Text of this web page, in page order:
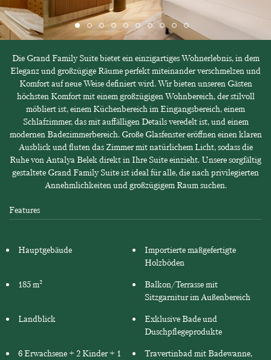
Die Grand Family Suite bietet ein einzigartiges Wohnerlebnis, in dem
Eleganz und großzügige Räume perfekt miteinander verschmelzen und
Komfort auf neue Weise definiert wird. Wir bieten unseren Gästen
höchsten Komfort mit einem großzügigen Wohnbereich, der stilvoll
möbliert ist, einem Küchenbereich im Eingangsbereich, einem
Schlafzimmer, das mit auffälligen Details veredelt ist, und einem
modernen Badezimmerbereich. Große Glasfenster eröffnen einen klaren
Ausblick und fluten das Zimmer mit natürlichem Licht, sodass die
Ruhe von Antalya Belek direkt in Ihre Suite einzieht. Unsere sorgfältig
gestaltete Grand Family Suite ist ideal für alle, die nach privilegierten
Annehmlichkeiten und großzügigem Raum suchen.
Features
Hauptgebäude
Importierte maßgefertigte
Holzböden
185 m²
Balkon/Terrasse mit
Sitzgarnitur im Außenbereich
Landblick
Exklusive Bade und
Duschpflegeprodukte
6 Erwachsene + 2 Kinder + 1
Travertinbad mit Badewanne,